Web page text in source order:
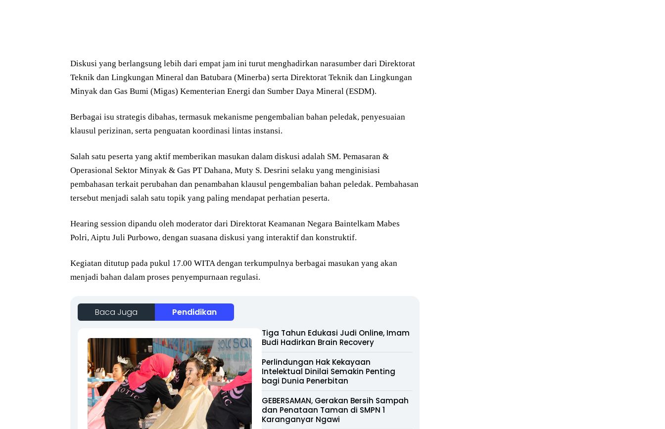
Diskusi yang berlangsung lebih dari empat jam ini turut menghadirkan narasumber dari Direktorat
Teknik dan Lingkungan Mineral dan Batubara (Minerba) serta Direktorat Teknik dan Lingkungan
Minyak dan Gas Bumi (Migas) Kementerian Energi dan Sumber Daya Mineral (ESDM).
Berbagai isu strategis dibahas, termasuk mekanisme pengembalian bahan peledak, penyesuaian
klausul perizinan, serta penguatan koordinasi lintas instansi.
Salah satu peserta yang aktif memberikan masukan dalam diskusi adalah SM. Pemasaran &
Operasional Sektor Minyak & Gas PT Dahana, Muty S. Desrini selaku yang menginisiasi
pembahasan terkait perubahan dan penambahan klausul pengembalian bahan peledak. Pembahasan
tersebut menjadi salah satu topik yang paling mendapat perhatian peserta.
Hearing session dipandu oleh moderator dari Direktorat Keamanan Negara Baintelkam Mabes
Polri, Aiptu Juli Purbowo, dengan suasana diskusi yang interaktif dan konstruktif.
Kegiatan ditutup pada pukul 17.00 WITA dengan terkumpulnya berbagai masukan yang akan
menjadi bahan dalam proses penyempurnaan regulasi.
Baca Juga Pendidikan
Tiga Tahun Edukasi Judi Online, Imam
Budi Hadirkan Brain Recovery
Perlindungan Hak Kekayaan
Intelektual Dinilai Semakin Penting
bagi Dunia Penerbitan
GEBERSAMAN, Gerakan Bersih Sampah
dan Penataan Taman di SMPN 1
Karanganyar Ngawi